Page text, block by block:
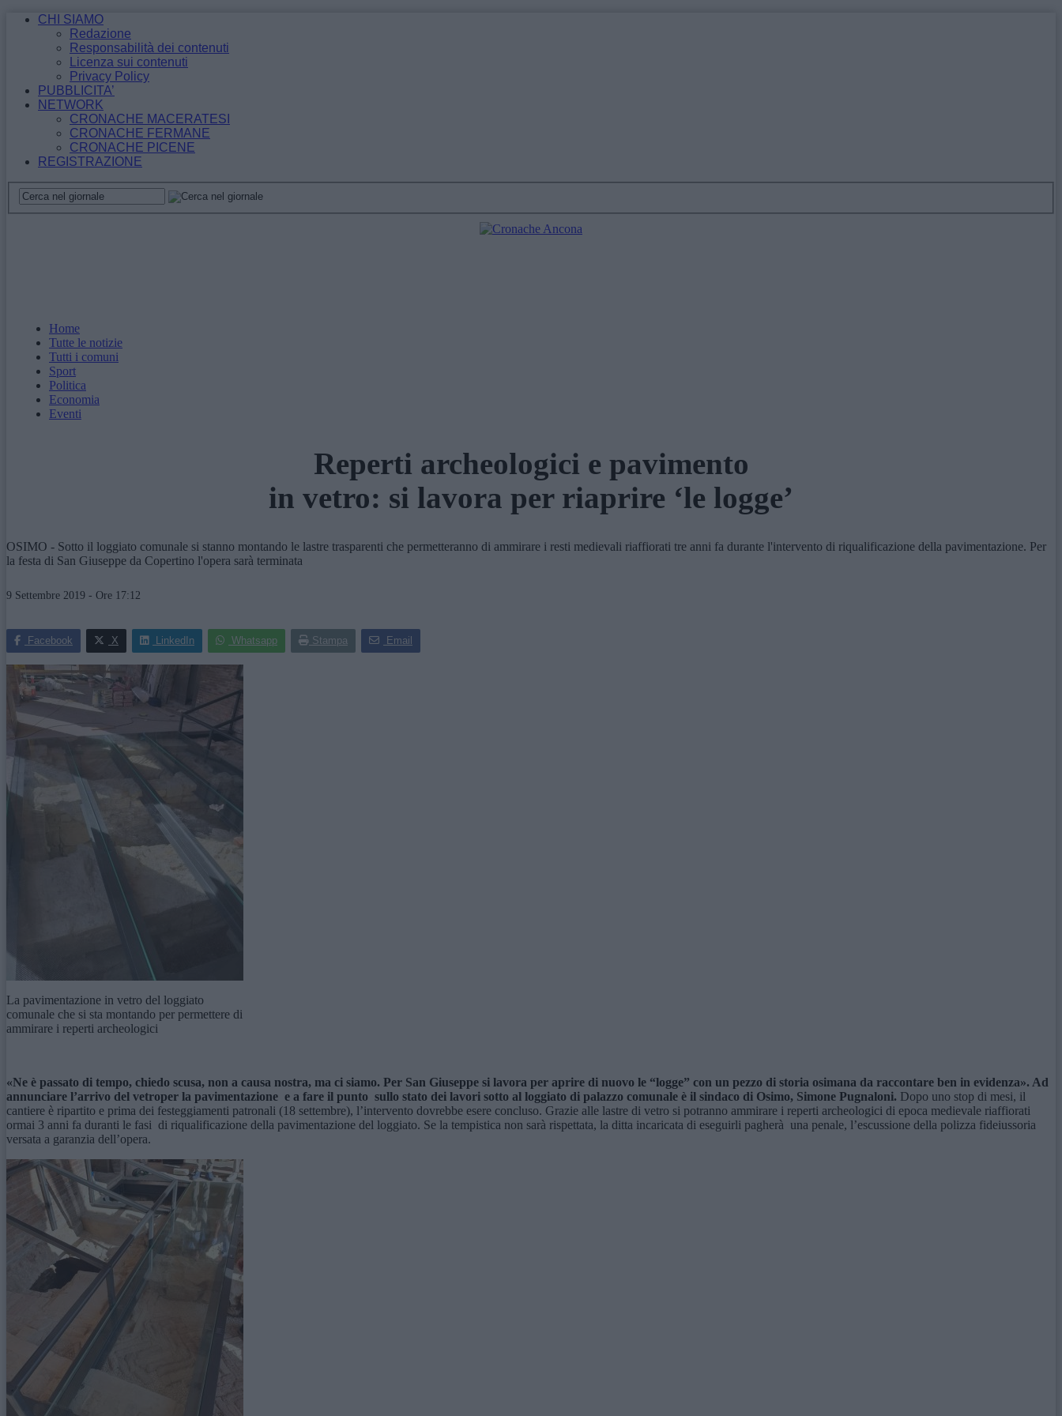
CHI SIAMO
Redazione
Responsabilità dei contenuti
Licenza sui contenuti
Privacy Policy
PUBBLICITA’
NETWORK
CRONACHE MACERATESI
CRONACHE FERMANE
CRONACHE PICENE
REGISTRAZIONE
Home
Tutte le notizie
Tutti i comuni
Sport
Politica
Economia
Eventi
Reperti archeologici e pavimento
in vetro: si lavora per riaprire ‘le logge’
OSIMO - Sotto il loggiato comunale si stanno montando le lastre trasparenti che permetteranno di ammirare i resti medievali riaffiorati tre anni fa durante l'intervento di riqualificazione della pavimentazione. Per
la festa di San Giuseppe da Copertino l'opera sarà terminata
9 Settembre 2019 - Ore 17:12
Facebook X LinkedIn Whatsapp Stampa Email
La pavimentazione in vetro del loggiato
comunale che si sta montando per permettere di
ammirare i reperti archeologici
«Ne è passato di tempo, chiedo scusa, non a causa nostra, ma ci siamo. Per San Giuseppe si lavora per aprire di nuovo le “logge” con un pezzo di storia osimana da raccontare ben in evidenza». Ad
annunciare l’arrivo del vetroper la pavimentazione e a fare il punto sullo stato dei lavori sotto al loggiato di palazzo comunale è il sindaco di Osimo, Simone Pugnaloni. Dopo uno stop di mesi, il
cantiere è ripartito e prima dei festeggiamenti patronali (18 settembre), l’intervento dovrebbe esere concluso. Grazie alle lastre di vetro si potranno ammirare i reperti archeologici di epoca medievale riaffiorati
ormai 3 anni fa duranti le fasi di riqualificazione della pavimentazione del loggiato. Se la tempistica non sarà rispettata, la ditta incaricata di eseguirli pagherà una penale, l’escussione della polizza fideiussoria
versata a garanzia dell’opera.